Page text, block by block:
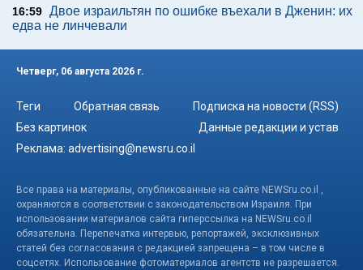
16:59 Двое израильтян по ошибке въехали в Дженин: их
едва не линчевали
Четверг, 06 августа 2026 г.
Теги Обратная связь
Подписка на новости (RSS)
Без картинок
Данные редакции и устав
Реклама: advertising@newsru.co.il
Все права на материалы, опубликованные на сайте NEWSru.co.il ,
охраняются в соответствии с законодательством Израиля. При
использовании материалов сайта гиперссылка на NEWSru.co.il
обязательна. Перепечатка интервью, репортажей, эксклюзивных
статей без согласования с редакцией запрещена – в том числе в
соцсетях. Использование фотоматериалов агентств не разрешается.